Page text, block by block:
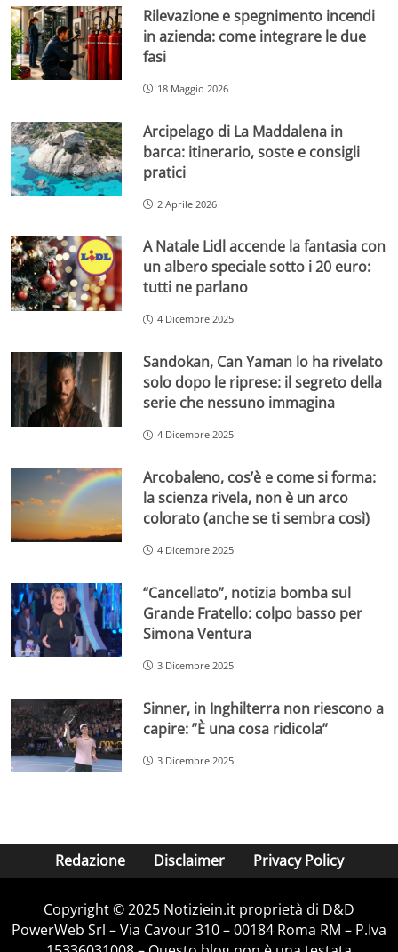
Rilevazione e spegnimento incendi
in azienda: come integrare le due
fasi
18 Maggio 2026
Arcipelago di La Maddalena in
barca: itinerario, soste e consigli
pratici
2 Aprile 2026
A Natale Lidl accende la fantasia con
un albero speciale sotto i 20 euro:
tutti ne parlano
4 Dicembre 2025
Sandokan, Can Yaman lo ha rivelato
solo dopo le riprese: il segreto della
serie che nessuno immagina
4 Dicembre 2025
Arcobaleno, cos’è e come si forma:
la scienza rivela, non è un arco
colorato (anche se ti sembra così)
4 Dicembre 2025
“Cancellato”, notizia bomba sul
Grande Fratello: colpo basso per
Simona Ventura
3 Dicembre 2025
Sinner, in Inghilterra non riescono a
capire: ”È una cosa ridicola”
3 Dicembre 2025
Redazione Disclaimer Privacy Policy
Copyright © 2025 Notiziein.it proprietà di D&D
PowerWeb Srl – Via Cavour 310 – 00184 Roma RM – P.Iva